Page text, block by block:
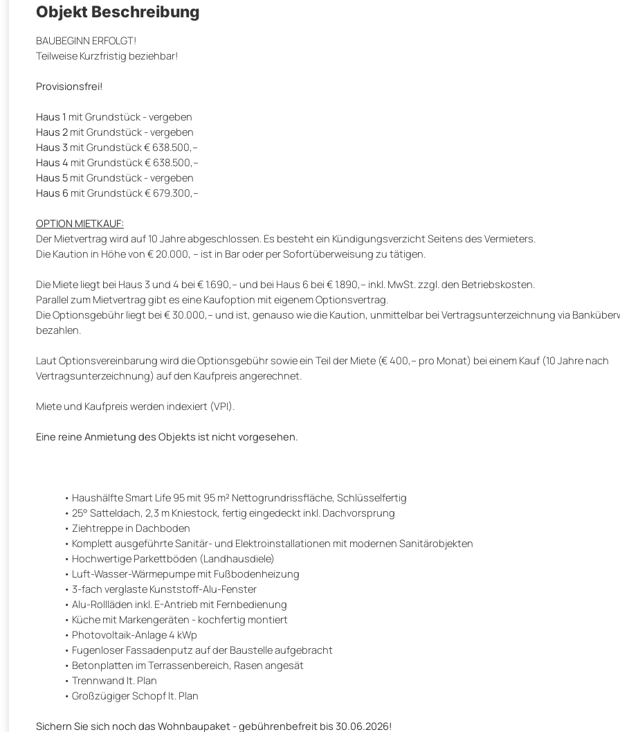
Objekt Beschreibung
BAUBEGINN ERFOLGT!
Teilweise Kurzfristig beziehbar!
Provisionsfrei!
Haus 1 mit Grundstück - vergeben
Haus 2 mit Grundstück - vergeben
Haus 3 mit Grundstück € 638.500,--
Haus 4 mit Grundstück € 638.500,--
Haus 5 mit Grundstück - vergeben
Haus 6 mit Grundstück € 679.300,--
OPTION MIETKAUF:
Der Mietvertrag wird auf 10 Jahre abgeschlossen. Es besteht ein Kündigungsverzicht Seitens des Vermieters.
Die Kaution in Höhe von € 20.000, -- ist in Bar oder per Sofortüberweisung zu tätigen.
Die Miete liegt bei Haus 3 und 4 bei € 1.690,-- und bei Haus 6 bei € 1.890,-- inkl. MwSt. zzgl. den Betriebskosten.
Parallel zum Mietvertrag gibt es eine Kaufoption mit eigenem Optionsvertrag.
Die Optionsgebühr liegt bei € 30.000,-- und ist, genauso wie die Kaution, unmittelbar bei Vertragsunterzeichnung via
bezahlen.
Laut Optionsvereinbarung wird die Optionsgebühr sowie ein Teil der Miete (€ 400,-- pro Monat) bei einem Kauf (10 Jahre nach
Vertragsunterzeichnung) auf den Kaufpreis angerechnet.
Miete und Kaufpreis werden indexiert (VPI).
Eine reine Anmietung des Objekts ist nicht vorgesehen.
Haushälfte Smart Life 95 mit 95 m² Nettogrundrissfläche, Schlüsselfertig
25° Satteldach, 2,3 m Kniestock, fertig eingedeckt inkl. Dachvorsprung
Ziehtreppe in Dachboden
Komplett ausgeführte Sanitär- und Elektroinstallationen mit modernen Sanitärobjekten
Hochwertige Parkettböden (Landhausdiele)
Luft-Wasser-Wärmepumpe mit Fußbodenheizung
3-fach verglaste Kunststoff-Alu-Fenster
Alu-Rollläden inkl. E-Antrieb mit Fernbedienung
Küche mit Markengeräten - kochfertig montiert
Photovoltaik-Anlage 4 kWp
Fugenloser Fassadenputz auf der Baustelle aufgebracht
Betonplatten im Terrassenbereich, Rasen angesät
Trennwand lt. Plan
Großzügiger Schopf lt. Plan
Sichern Sie sich noch das Wohnbaupaket - gebührenbefreit bis 30.06.2026!